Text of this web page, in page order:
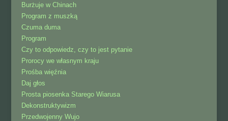
Burżuje w Chinach
Program z muszką
Czuma duma
Program
Czy to odpowiedz, czy to jest pytanie
Prorocy we własnym kraju
Prośba więźnia
Daj głos
Prosta piosenka Starego Wiarusa
Dekonstruktywizm
Przedwojenny Wujo